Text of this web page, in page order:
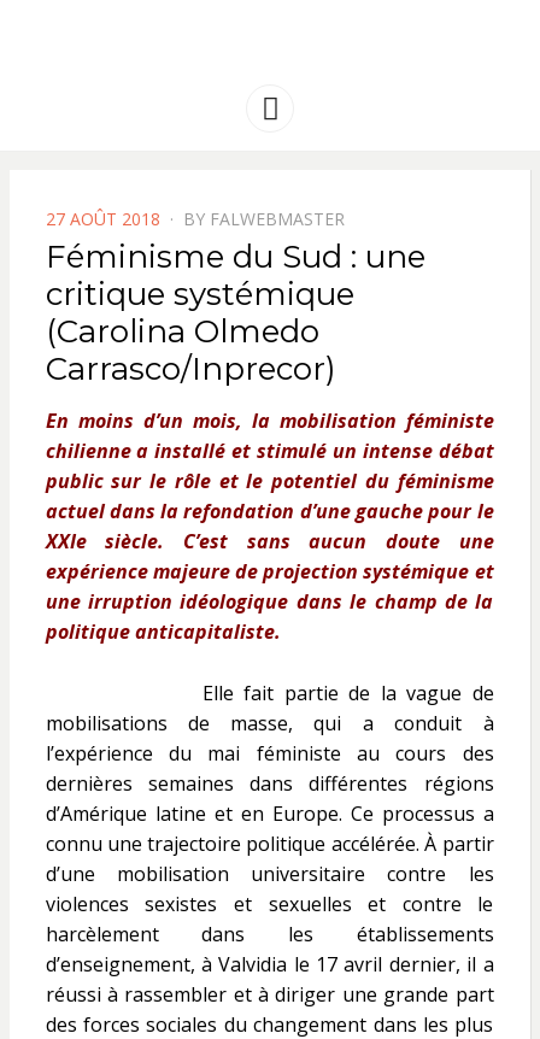
AMERIQUE
Menu
POSTED
ON
27 AOÛT 2018 BY FALWEBMASTER
Féminisme du Sud : une
critique systémique
(Carolina Olmedo
Carrasco/Inprecor)
En moins d’un mois, la mobilisation féministe
chilienne a installé et stimulé un intense débat
public sur le rôle et le potentiel du féminisme
actuel dans la refondation d’une gauche pour le
XXIe siècle. C’est sans aucun doute une
expérience majeure de projection systémique et
une irruption idéologique dans le champ de la
politique anticapitaliste.
Elle fait partie de la vague de
mobilisations de masse, qui a conduit à
l’expérience du mai féministe au cours des
dernières semaines dans différentes régions
d’Amérique latine et en Europe. Ce processus a
connu une trajectoire politique accélérée. À partir
d’une mobilisation universitaire contre les
violences sexistes et sexuelles et contre le
harcèlement dans les établissements
d’enseignement, à Valvidia le 17 avril dernier, il a
réussi à rassembler et à diriger une grande part
des forces sociales du changement dans les plus